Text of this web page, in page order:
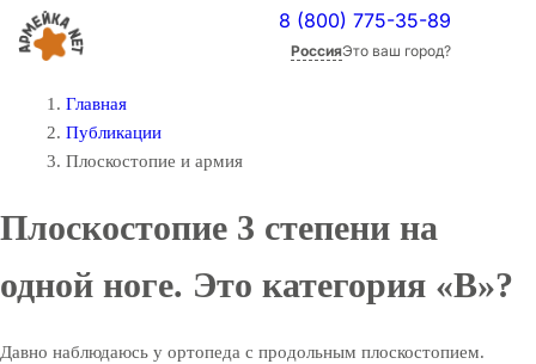
8 (800) 775-35-89
РоссияЭто ваш город?
Главная
Публикации
Плоскостопие и армия
Плоскостопие 3 степени на
одной ноге. Это категория «В»?
Давно наблюдаюсь у ортопеда с продольным плоскостопием.